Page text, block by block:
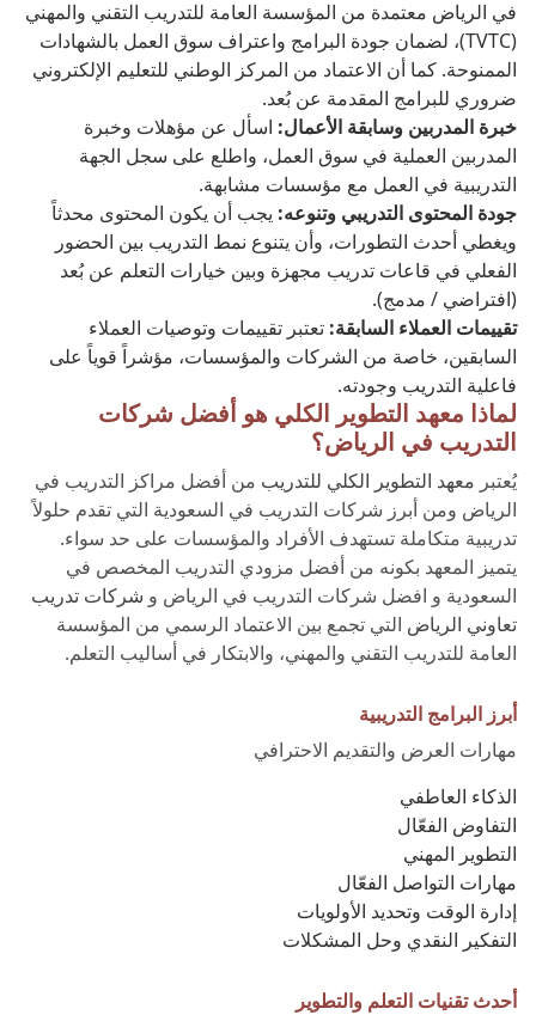
في الرياض معتمدة من المؤسسة العامة للتدريب التقني والمهني
(TVTC)، لضمان جودة البرامج واعتراف سوق العمل بالشهادات
الممنوحة. كما أن الاعتماد من المركز الوطني للتعليم الإلكتروني
ضروري للبرامج المقدمة عن بُعد.
خبرة المدربين وسابقة الأعمال: اسأل عن مؤهلات وخبرة
المدربين العملية في سوق العمل، واطلع على سجل الجهة
التدريبية في العمل مع مؤسسات مشابهة.
جودة المحتوى التدريبي وتنوعه: يجب أن يكون المحتوى محدثاً
ويغطي أحدث التطورات، وأن يتنوع نمط التدريب بين الحضور
الفعلي في قاعات تدريب مجهزة وبين خيارات التعلم عن بُعد
(افتراضي / مدمج).
تقييمات العملاء السابقة: تعتبر تقييمات وتوصيات العملاء
السابقين، خاصة من الشركات والمؤسسات، مؤشراً قوياً على
فاعلية التدريب وجودته.
لماذا معهد التطوير الكلي هو أفضل شركات
التدريب في الرياض؟
يُعتبر معهد التطوير الكلي للتدريب من أفضل مراكز التدريب في
الرياض ومن أبرز شركات التدريب في السعودية التي تقدم حلولاً
تدريبية متكاملة تستهدف الأفراد والمؤسسات على حد سواء.
يتميز المعهد بكونه من أفضل مزودي التدريب المخصص في
السعودية و افضل شركات التدريب في الرياض و شركات تدريب
تعاوني الرياض التي تجمع بين الاعتماد الرسمي من المؤسسة
العامة للتدريب التقني والمهني، والابتكار في أساليب التعلم.
أبرز البرامج التدريبية
مهارات العرض والتقديم الاحترافي
الذكاء العاطفي
التفاوض الفعّال
التطوير المهني
مهارات التواصل الفعّال
إدارة الوقت وتحديد الأولويات
التفكير النقدي وحل المشكلات
أحدث تقنيات التعلم والتطوير